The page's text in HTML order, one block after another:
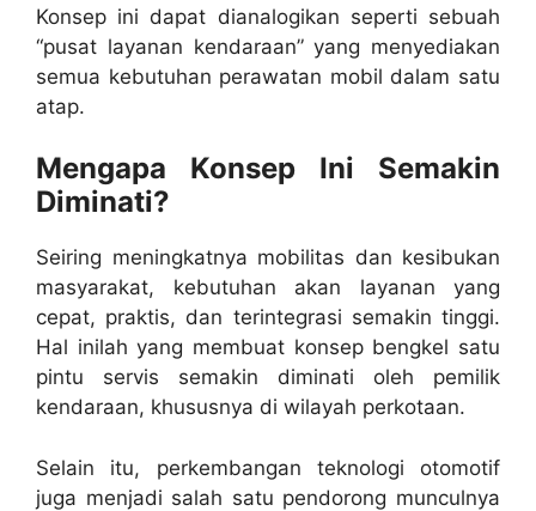
Konsep ini dapat dianalogikan seperti sebuah
“pusat layanan kendaraan” yang menyediakan
semua kebutuhan perawatan mobil dalam satu
atap.
Mengapa Konsep Ini Semakin
Diminati?
Seiring meningkatnya mobilitas dan kesibukan
masyarakat, kebutuhan akan layanan yang
cepat, praktis, dan terintegrasi semakin tinggi.
Hal inilah yang membuat konsep bengkel satu
pintu servis semakin diminati oleh pemilik
kendaraan, khususnya di wilayah perkotaan.
Selain itu, perkembangan teknologi otomotif
juga menjadi salah satu pendorong munculnya